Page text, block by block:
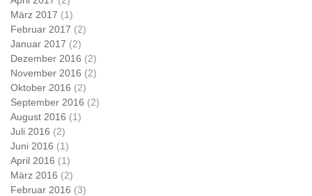
März 2017 (1)
Februar 2017 (2)
Januar 2017 (2)
Dezember 2016 (2)
November 2016 (2)
Oktober 2016 (2)
September 2016 (2)
August 2016 (1)
Juli 2016 (2)
Juni 2016 (1)
April 2016 (1)
März 2016 (2)
Februar 2016 (3)